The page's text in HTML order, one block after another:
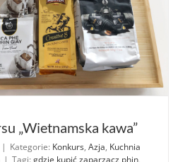
„Wietnamska kawa”
| Kategorie: Konkurs, Azja, Kuchnia
| Tagi: gdzie kupić zaparzacz phin,